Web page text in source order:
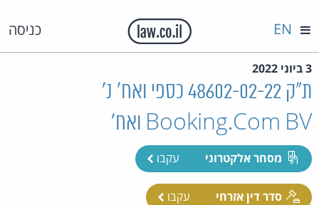
כניסה EN
3 ביוני 2022
ת"ק 48602-02-22 כספי ואח' נ'
Booking.Com BV ואח'
מסחר אלקטרוני עקבו
סדר דין אזרחי עקבו